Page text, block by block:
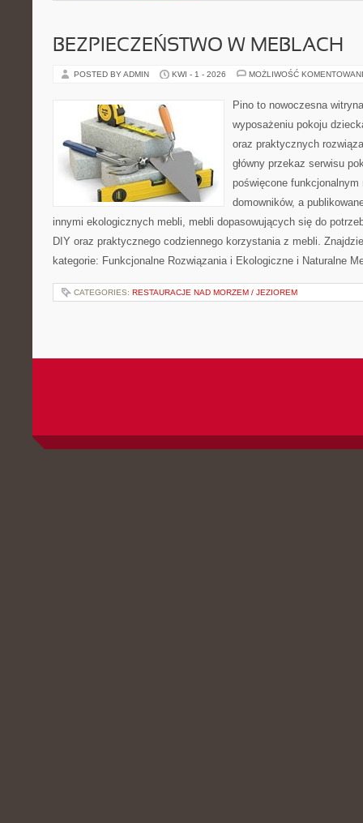
BEZPIECZEŃSTWO W MEBLACH
POSTED BY ADMIN KWI - 1 - 2026 MOŻLIWOŚĆ
Pino to nowoczesna
wyposażeniu pokoju
oraz praktycznych
główny przekaz serwisu
poświęcone
domowników, a
innymi ekologicznych mebli, mebli dopasowujących się do
DIY oraz praktycznego codziennego korzystania z mebli.
kategorie: Funkcjonalne Rozwiązania i Ekologiczne i Naturalne
CATEGORIES: RESTAURACJE NAD MORZEM / JEZIOREM